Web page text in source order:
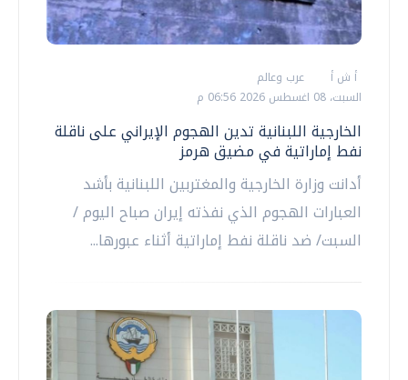
أ ش أ
عرب وعالم
السبت، 08 اغسطس 2026 06:56 م
الخارجية اللبنانية تدين الهجوم الإيراني على ناقلة
نفط إماراتية في مضيق هرمز
أدانت وزارة الخارجية والمغتربين اللبنانية بأشد
العبارات الهجوم الذي نفذته إيران صباح اليوم /
السبت/ ضد ناقلة نفط إماراتية أثناء عبورها...